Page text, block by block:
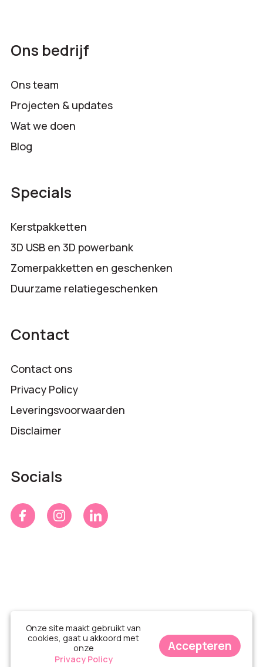
Ons bedrijf
Ons team
Projecten & updates
Wat we doen
Blog
Specials
Kerstpakketten
3D USB en 3D powerbank
Zomerpakketten en geschenken
Duurzame relatiegeschenken
Contact
Contact ons
Privacy Policy
Leveringsvoorwaarden
Disclaimer
Socials
Onze site maakt gebruikt van
cookies, gaat u akkoord met
onze
Privacy Policy
Accepteren